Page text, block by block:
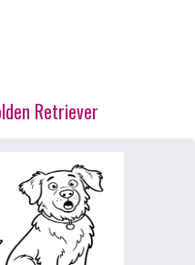
Retriever